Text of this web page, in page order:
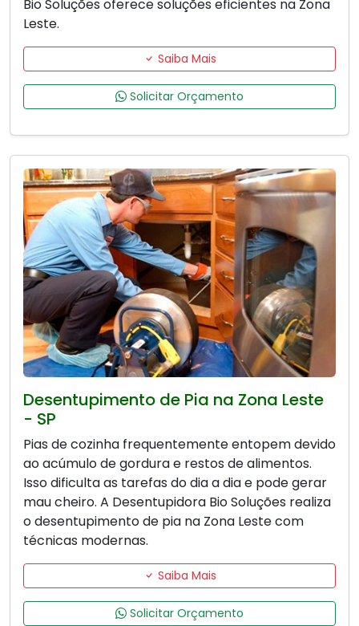
Bio Soluções oferece soluções eficientes na Zona
Leste.
Saiba Mais
Solicitar Orçamento
Desentupimento de Pia na Zona Leste
- SP
Pias de cozinha frequentemente entopem devido
ao acúmulo de gordura e restos de alimentos.
Isso dificulta as tarefas do dia a dia e pode gerar
mau cheiro. A Desentupidora Bio Soluções realiza
o desentupimento de pia na Zona Leste com
técnicas modernas.
Saiba Mais
Solicitar Orçamento